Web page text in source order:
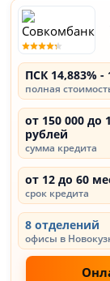
ПСК 14,883% -
полная
от 150 000 до
рублей
сумма кредита
от 12 до 60
срок кредита
8 отделений
офисы в